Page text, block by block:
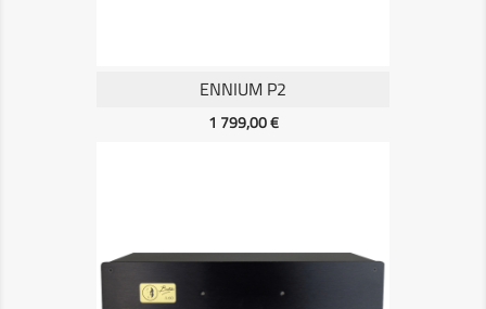
ENNIUM P2
Prix
1 799,00 €